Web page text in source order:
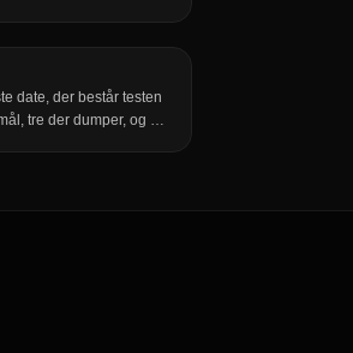
date, der består testen
tre der dumper, og 90-